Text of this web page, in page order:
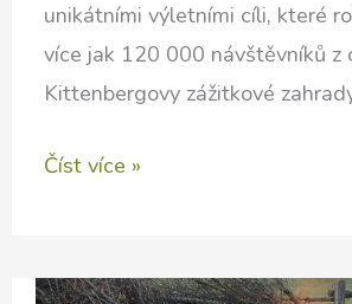
unikátními výletními cíli, které
více jak 120 000 návštěvníků z
Kittenbergovy zážitkové
Ukázkové
dolního
Číst více »